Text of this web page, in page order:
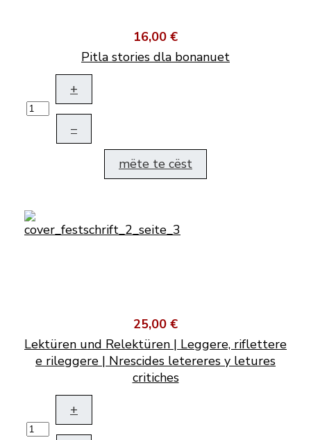
16,00 €
Pitla stories dla bonanuet
+
–
mëte te cëst
25,00 €
Lektüren und Relektüren | Leggere, riflettere
e rileggere | Nrescides letereres y letures
critiches
+